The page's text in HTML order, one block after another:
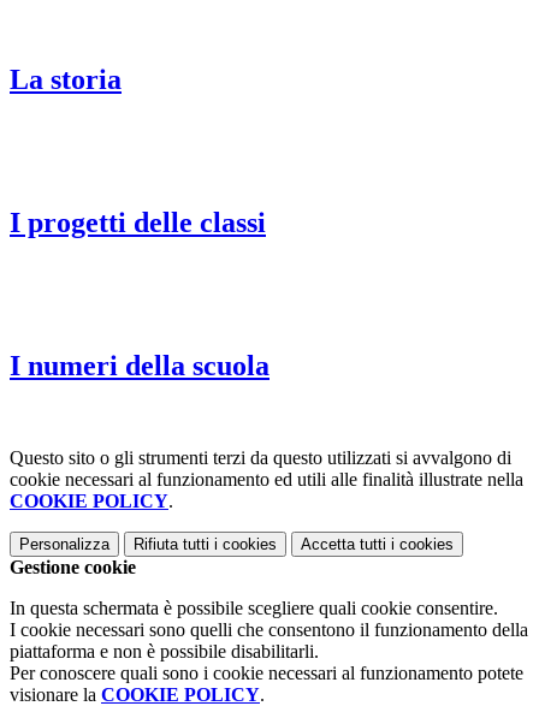
La storia
I progetti delle classi
I numeri della scuola
Questo sito o gli strumenti terzi da questo utilizzati si avvalgono di
cookie necessari al funzionamento ed utili alle finalità illustrate nella
COOKIE POLICY.
Personalizza Rifiuta tutti i cookies Accetta tutti i cookies
Gestione cookie
In questa schermata è possibile scegliere quali cookie consentire.
I cookie necessari sono quelli che consentono il funzionamento della
piattaforma e non è possibile disabilitarli.
Per conoscere quali sono i cookie necessari al funzionamento potete
visionare la COOKIE POLICY.